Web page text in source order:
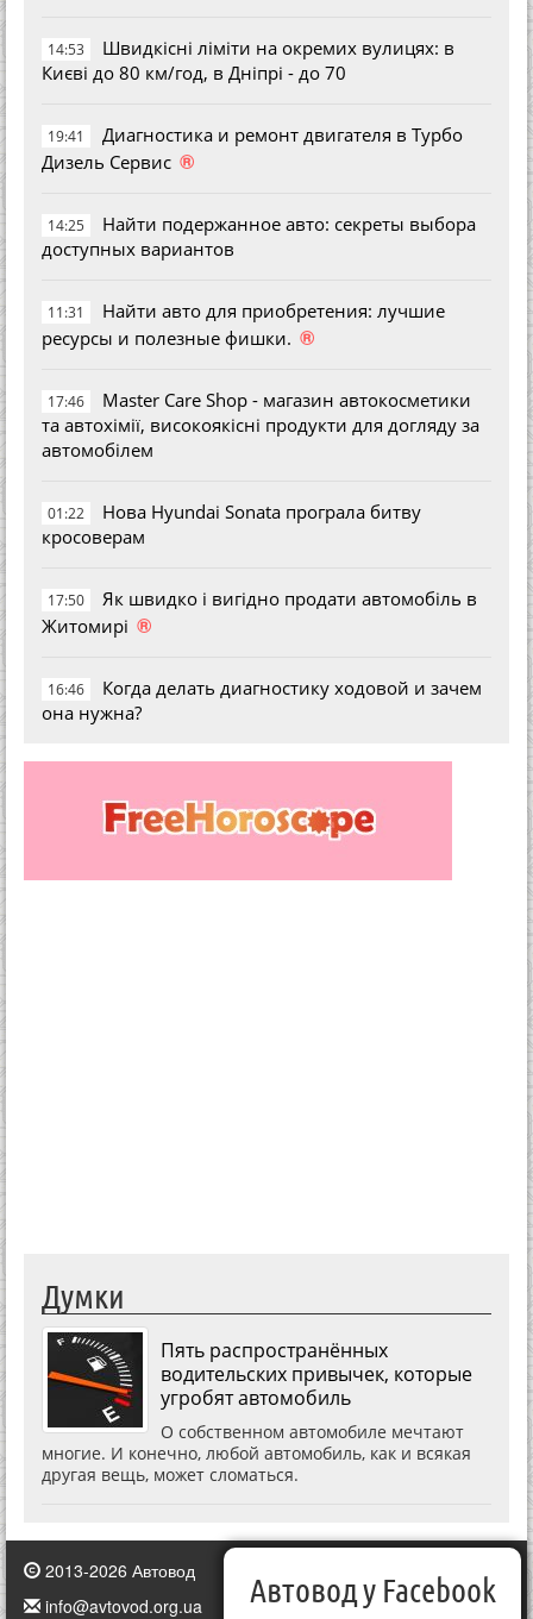
14:53
Швидкісні ліміти на окремих вулицях: в
Києві до 80 км/год, в Дніпрі - до 70
19:41
Диагностика и ремонт двигателя в Турбо
Дизель Сервис ®
14:25
Найти подержанное авто: секреты выбора
доступных вариантов
11:31
Найти авто для приобретения: лучшие
ресурсы и полезные фишки. ®
17:46
Master Care Shop - магазин автокосметики
та автохімії, високоякісні продукти для догляду за
автомобілем
01:22
Нова Hyundai Sonata програла битву
кросоверам
17:50
Як швидко і вигідно продати автомобіль в
Житомирі ®
16:46
Когда делать диагностику ходовой и зачем
она нужна?
Думки
Пять распространённых
водительских привычек, которые
угробят автомобиль
О собственном автомобиле мечтают
многие. И конечно, любой автомобиль, как и всякая
другая вещь, может сломаться.
2013-2026 Автовод
info@avtovod.org.ua
Автовод у Facebook